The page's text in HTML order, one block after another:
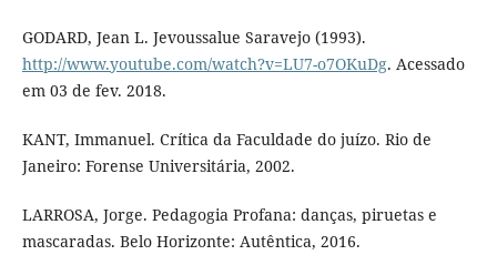
GODARD, Jean L. Jevoussalue Saravejo (1993).
http://www.youtube.com/watch?v=LU7-o7OKuDg. Acessado
em 03 de fev. 2018.
KANT, Immanuel. Crítica da Faculdade do juízo. Rio de
Janeiro: Forense Universitária, 2002.
LARROSA, Jorge. Pedagogia Profana: danças, piruetas e
mascaradas. Belo Horizonte: Autêntica, 2016.